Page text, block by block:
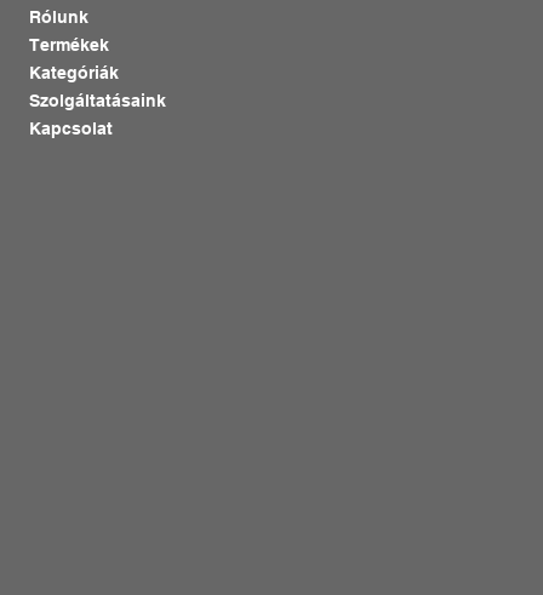
Rólunk
Termékek
Kategóriák
Szolgáltatásaink
Kapcsolat